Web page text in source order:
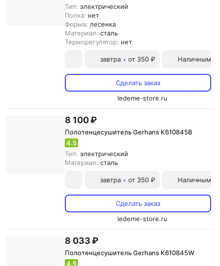
Тип: электрический
Полка: нет
Форма: лесенка
Материал: сталь
Терморегулятор: нет
завтра • от 350 ₽ Наличными
Сделать заказ
ledeme-store.ru
8 100 ₽
Полотенцесушитель Gerhans K610845B
4.5
Тип: электрический
Материал: сталь
завтра • от 350 ₽ Наличными
Сделать заказ
ledeme-store.ru
8 033 ₽
Полотенцесушитель Gerhans K610845W
4.5